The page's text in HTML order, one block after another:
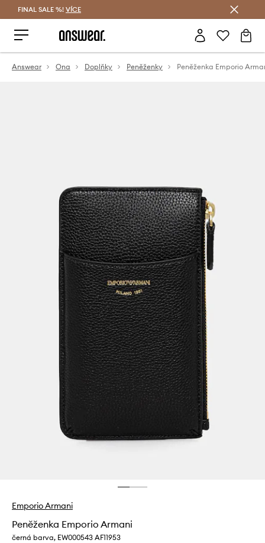
FINAL SALE %! VÍCE
Answear Ona Doplňky Peněženky Peněženka Emporio
Emporio Armani
Peněženka Emporio Armani
černá barva, EW000543 AF11953